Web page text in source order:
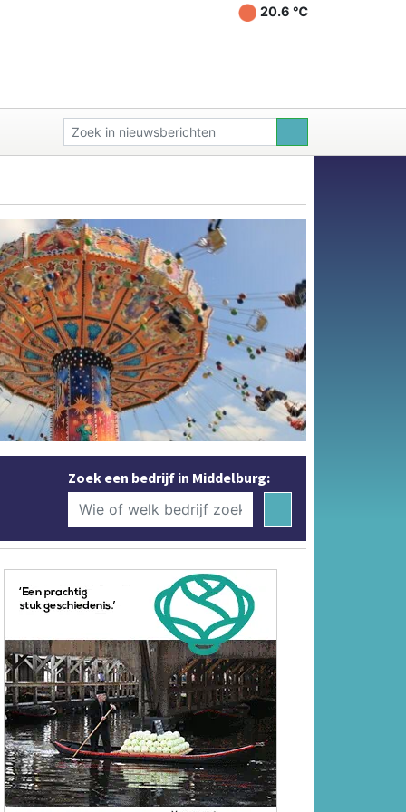
20.6 ℃
Zoek een bedrijf in Middelburg: